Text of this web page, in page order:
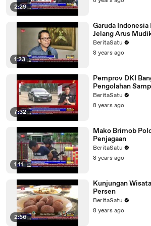
2:29
1:23
Garuda
Jelang Arus
BeritaSatu
8 years ago
7:32
Pemprov DKI
Pengolahan
BeritaSatu
8 years ago
1:11
Mako Brimob
Penjagaan
BeritaSatu
8 years ago
2:56
Kunjungan
Persen
BeritaSatu
8 years ago